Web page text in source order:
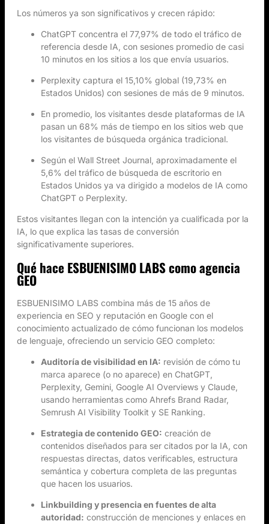
Los números ya son significativos y crecen rápido:
ChatGPT concentra el 77,97% de todo el tráfico de
referencia desde IA, con sesiones promedio de casi
10 minutos en los sitios a los que envía usuarios.
Perplexity captura el 15,10% global (19,73% en
Estados Unidos) con sesiones de más de 9 minutos.
En promedio, los visitantes desde plataformas de IA
pasan un 68% más de tiempo en los sitios web que
los visitantes de búsqueda orgánica tradicional.
Según el Wall Street Journal, aproximadamente el
5,6% del tráfico de búsqueda de escritorio en
Estados Unidos ya va dirigido a modelos de IA como
ChatGPT o Perplexity.
Estos visitantes llegan con la intención ya cualificada por la
IA, lo que explica las tasas de conversión
significativamente superiores.
Qué hace ESBUENISIMO LABS como agencia
GEO
ESBUENISIMO LABS combina más de 15 años de
experiencia en SEO y reputación en Google con el
conocimiento actualizado de cómo funcionan los modelos
de lenguaje, ofreciendo un servicio GEO completo:
Auditoría de visibilidad en IA: revisión de cómo tu
marca aparece (o no aparece) en ChatGPT,
Perplexity, Gemini, Google AI Overviews y Claude,
usando herramientas como Ahrefs Brand Radar,
Semrush AI Visibility Toolkit y SE Ranking.
Estrategia de contenido GEO: creación de
contenidos diseñados para ser citados por la IA, con
respuestas directas, datos verificables, estructura
semántica y cobertura completa de las preguntas
que hacen los usuarios.
Linkbuilding y presencia en fuentes de alta
autoridad: construcción de menciones y enlaces en